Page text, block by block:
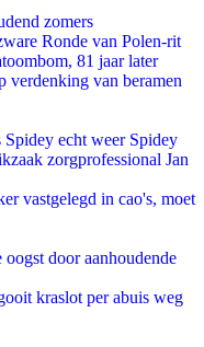
zomers
Ronde van Polen-rit
81 jaar later
verdenking van beramen
echt weer Spidey
zorgprofessional Jan
vastgelegd in cao's, moet
door aanhoudende
kraslot per abuis weg